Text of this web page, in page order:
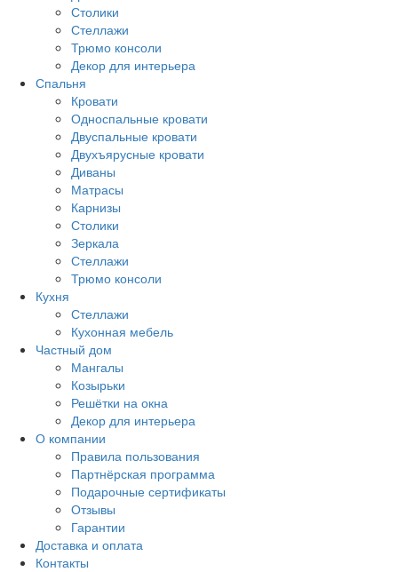
Столики
Стеллажи
Трюмо консоли
Декор для интерьера
Спальня
Кровати
Односпальные кровати
Двуспальные кровати
Двухъярусные кровати
Диваны
Матрасы
Карнизы
Столики
Зеркала
Стеллажи
Трюмо консоли
Кухня
Стеллажи
Кухонная мебель
Частный дом
Мангалы
Козырьки
Решётки на окна
Декор для интерьера
О компании
Правила пользования
Партнёрская программа
Подарочные сертификаты
Отзывы
Гарантии
Доставка и оплата
Контакты